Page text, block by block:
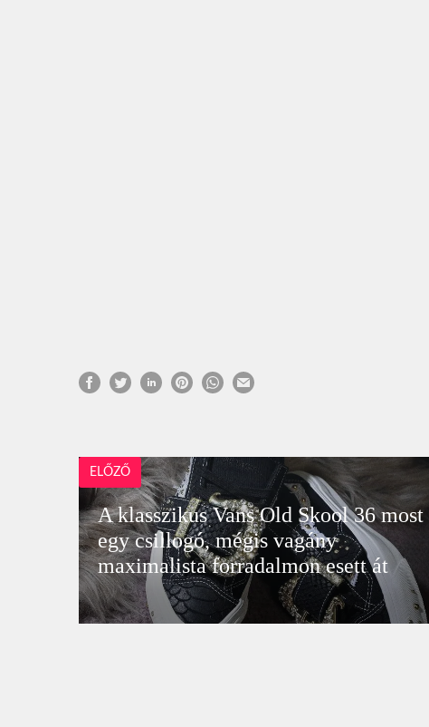
ELŐZŐ
A klasszikus Vans Old Skool 36 most
egy csillogó, mégis vagány
maximalista forradalmon esett át